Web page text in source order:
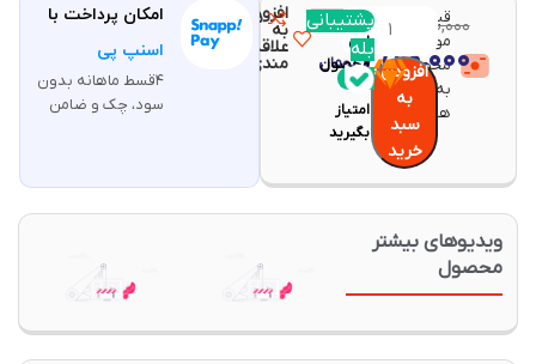
قیمت و
موجودی
محصولات
به روز
هستند.
۸,۷۴۰,۰۰۰ تومان
۷,۵۱۰,۰۰۰تومان
افزودن
به
سبد
خرید
با خرید
این
محصول
۱۵۰
امتیاز
بگیرید
پشتیبانی
افزودن
به
علاقه
مندی
مقایسه
امکان پرداخت با
اسنپ پی
۴قسط ماهانه بدون
سود، چک و ضامن
ویدیوهای بیشتر
محصول